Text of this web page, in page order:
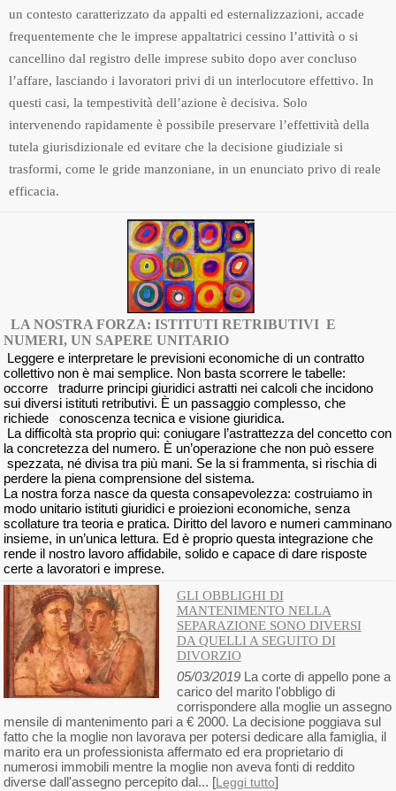
un contesto caratterizzato da appalti ed esternalizzazioni, accade
frequentemente che le imprese appaltatrici cessino l’attività o si
cancellino dal registro delle imprese subito dopo aver concluso
l’affare, lasciando i lavoratori privi di un interlocutore effettivo. In
questi casi, la tempestività dell’azione è decisiva. Solo
intervenendo rapidamente è possibile preservare l’effettività della
tutela giurisdizionale ed evitare che la decisione giudiziale si
trasformi, come le gride manzoniane, in un enunciato privo di reale
efficacia.
LA NOSTRA FORZA: ISTITUTI RETRIBUTIVI E
NUMERI, UN SAPERE UNITARIO
Leggere e interpretare le previsioni economiche di un contratto
collettivo non è mai semplice. Non basta scorrere le tabelle:
occorre tradurre principi giuridici astratti nei calcoli che incidono
sui diversi istituti retributivi. È un passaggio complesso, che
richiede conoscenza tecnica e visione giuridica.
La difficoltà sta proprio qui: coniugare l’astrattezza del concetto con
la concretezza del numero. È un’operazione che non può essere
spezzata, né divisa tra più mani. Se la si frammenta, si rischia di
perdere la piena comprensione del sistema.
La nostra forza nasce da questa consapevolezza: costruiamo in
modo unitario istituti giuridici e proiezioni economiche, senza
scollature tra teoria e pratica. Diritto del lavoro e numeri camminano
insieme, in un’unica lettura. Ed è proprio questa integrazione che
rende il nostro lavoro affidabile, solido e capace di dare risposte
certe a lavoratori e imprese.
GLI OBBLIGHI DI
MANTENIMENTO NELLA
SEPARAZIONE SONO DIVERSI
DA QUELLI A SEGUITO DI
DIVORZIO
05/03/2019La corte di appello pone a
carico del marito l'obbligo di
corrispondere alla moglie un assegno
mensile di mantenimento pari a € 2000. La decisione poggiava sul
fatto che la moglie non lavorava per potersi dedicare alla famiglia, il
marito era un professionista affermato ed era proprietario di
numerosi immobili mentre la moglie non aveva fonti di reddito
diverse dall'assegno percepito dal... [Leggi tutto]